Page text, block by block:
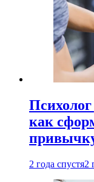
Психолог
как
2 года спустя2